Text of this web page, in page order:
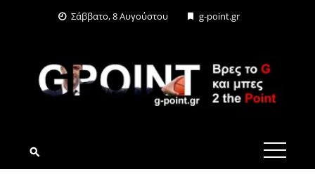
Σάββατο, 8 Αυγούστου g-point.gr
G-POINT.GR